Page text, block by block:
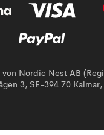
von Nordic Nest AB
3, SE-394 70